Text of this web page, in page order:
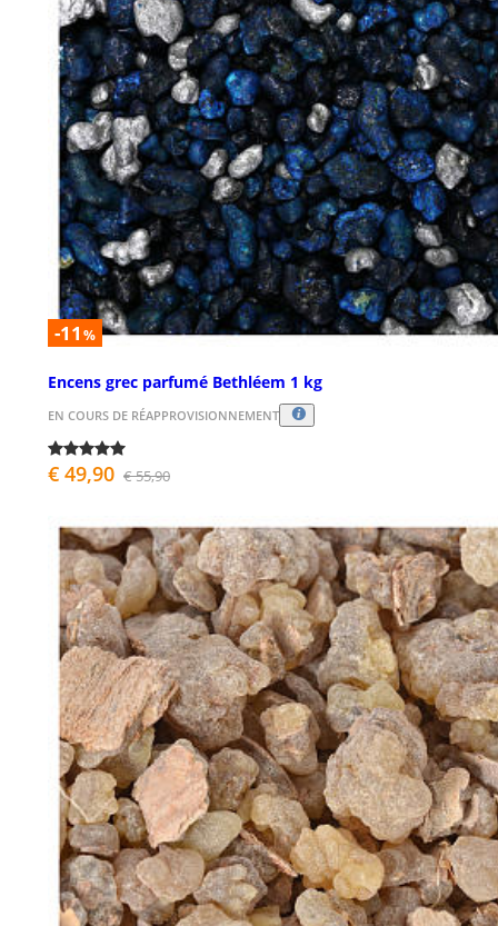
-11 %
Encens grec parfumé Bethléem 1 kg
EN COURS DE RÉAPPROVISIONNEMENT
€ 49,90 € 55,90